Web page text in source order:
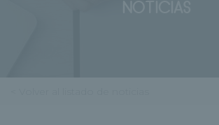
NOTICIAS